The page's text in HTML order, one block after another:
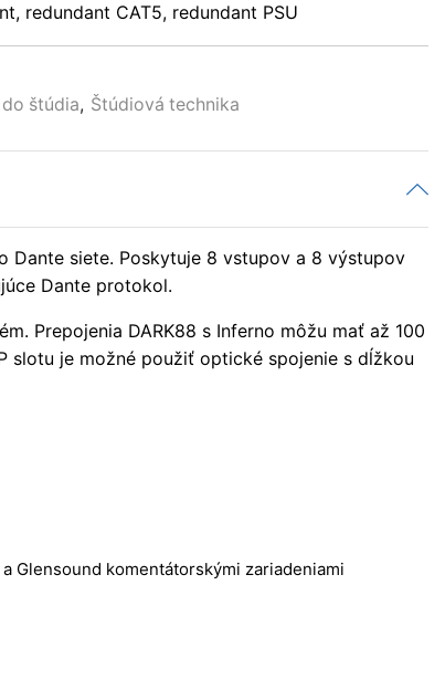
redundant CAT5, redundant PSU
štúdia, Štúdiová technika
Dante siete. Poskytuje 8 vstupov a 8 výstupov
Dante protokol.
Prepojenia DARK88 s Inferno môžu mať až 100
slotu je možné použiť optické spojenie s dĺžkou
Glensound komentátorskými zariadeniami